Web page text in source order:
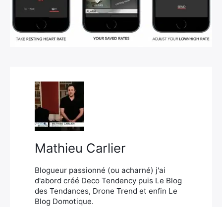
Mathieu Carlier
Blogueur passionné (ou acharné) j'ai
d'abord créé Deco Tendency puis Le Blog
des Tendances, Drone Trend et enfin Le
Blog Domotique.
Rechercher